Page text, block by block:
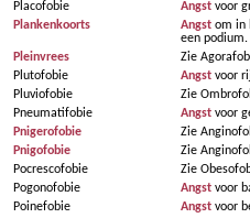
Placofobie Angst voor
Plankenkoorts
Angst om in
een podium.
Pleinvrees
Zie
Plutofobie
Angst voor
Pluviofobie
Zie
Pneumatifobie
Angst voor
Pnigerofobie
Zie
Pnigofobie
Zie
Pocrescofobie
Zie
Pogonofobie
Angst voor
Poinefobie
Angst voor